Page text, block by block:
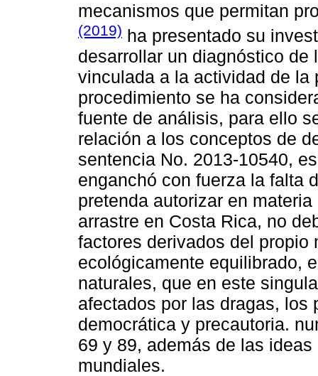
mecanismos que permitan
(2019) ha presentado su
desarrollar un diagnóstico
vinculada a la actividad de la
procedimiento se ha
fuente de análisis, para ello
relación a los conceptos de
sentencia No. 2013-10540,
enganchó con fuerza la falta
pretenda autorizar en
arrastre en Costa Rica, no
factores derivados del propio
ecológicamente equilibrado,
naturales, que en este
afectados por las dragas, los
democrática y precautoria.
69 y 89, además de las
mundiales.